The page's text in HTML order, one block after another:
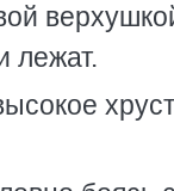
лежат.